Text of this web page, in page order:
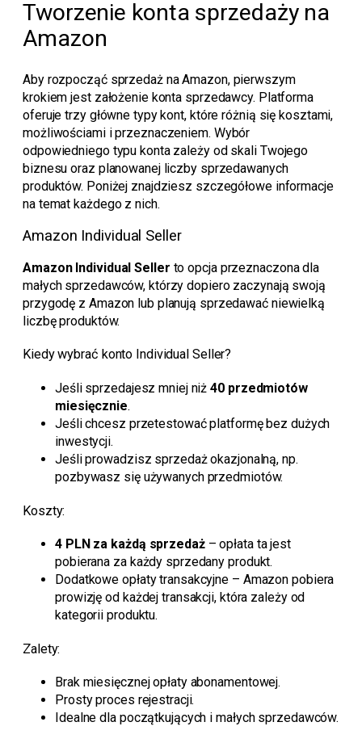
Tworzenie konta sprzedaży na
Amazon
Aby rozpocząć sprzedaż na Amazon, pierwszym
krokiem jest założenie konta sprzedawcy. Platforma
oferuje trzy główne typy kont, które różnią się kosztami,
możliwościami i przeznaczeniem. Wybór
odpowiedniego typu konta zależy od skali Twojego
biznesu oraz planowanej liczby sprzedawanych
produktów. Poniżej znajdziesz szczegółowe informacje
na temat każdego z nich.
Amazon Individual Seller
Amazon Individual Seller to opcja przeznaczona dla
małych sprzedawców, którzy dopiero zaczynają swoją
przygodę z Amazon lub planują sprzedawać niewielką
liczbę produktów.
Kiedy wybrać konto Individual Seller?
Jeśli sprzedajesz mniej niż40 przedmiotów
miesięcznie.
Jeśli chcesz przetestować platformę bez dużych
inwestycji.
Jeśli prowadzisz sprzedaż okazjonalną, np.
pozbywasz się używanych przedmiotów.
Koszty:
4 PLN za każdą sprzedaż– opłata ta jest
pobierana za każdy sprzedany produkt.
Dodatkowe opłaty transakcyjne – Amazon pobiera
prowizję od każdej transakcji, która zależy od
kategorii produktu.
Zalety:
Brak miesięcznej opłaty abonamentowej.
Prosty proces rejestracji.
Idealne dla początkujących i małych sprzedawców.